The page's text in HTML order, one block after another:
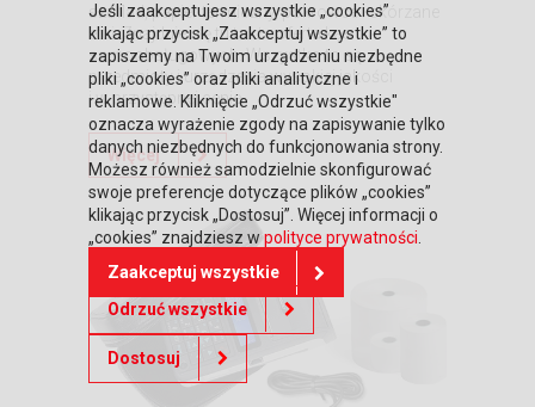
szuflad, papier termiczny, pokrowce i skórzane
etui. Znajduje się tu także oferta kas
samoobsługowych. Wszystko to są
przedmioty i urządzenia wysokiej jakości
i w przystępnej cenie.
Więcej
Jeśli zaakceptujesz wszystkie „cookies”
klikając przycisk „Zaakceptuj wszystkie” to
zapiszemy na Twoim urządzeniu niezbędne
pliki „cookies” oraz pliki analityczne i
reklamowe. Kliknięcie „Odrzuć wszystkie"
oznacza wyrażenie zgody na zapisywanie tylko
danych niezbędnych do funkcjonowania strony.
Możesz również samodzielnie skonfigurować
swoje preferencje dotyczące plików „cookies”
klikając przycisk „Dostosuj”. Więcej informacji o
„cookies” znajdziesz w polityce prywatności.
Zaakceptuj wszystkie
Odrzuć wszystkie
Dostosuj